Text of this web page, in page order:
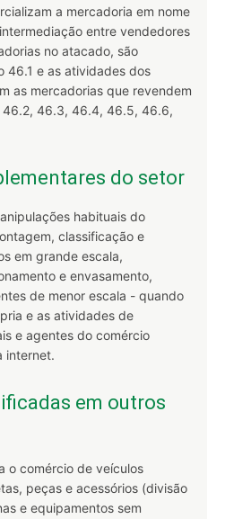
a mercadoria em nome
entre vendedores
no atacado, são
46.1 e as atividades dos
as mercadorias que revendem
46.2, 46.3, 46.4, 46.5, 46.6,
do setor
habituais do
classificação e
em grande escala,
e envasamento,
de menor escala - quando
e as atividades de
e agentes do comércio
internet.
em outros
o comércio de veículos
peças e acessórios (divisão
e equipamentos sem